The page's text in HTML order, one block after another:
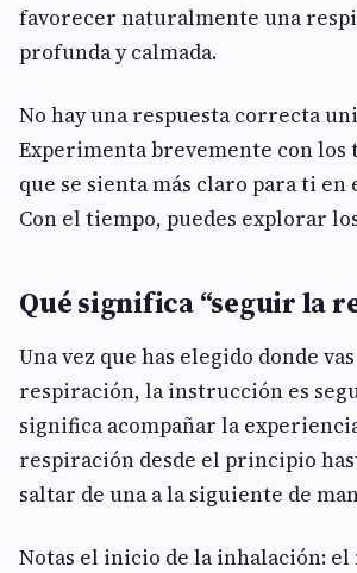
favorecer naturalmente una
profunda y calmada.
No hay una respuesta correcta
Experimenta brevemente con los
que se sienta más claro para ti en
Con el tiempo, puedes explorar
Qué significa “seguir la
Una vez que has elegido donde
respiración, la instrucción es
significa acompañar la
respiración desde el principio
saltar de una a la siguiente de
Notas el inicio de la inhalación: